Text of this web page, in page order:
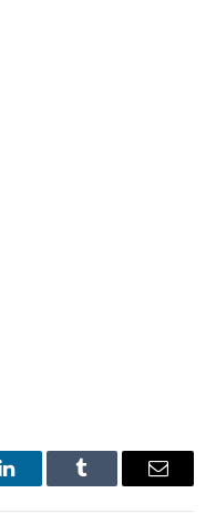
LinkedInTumblr Email